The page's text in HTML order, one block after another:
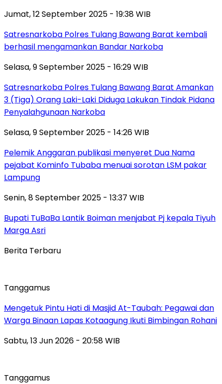
Jumat, 12 September 2025 - 19:38 WIB
Satresnarkoba Polres Tulang Bawang Barat kembali
berhasil mengamankan Bandar Narkoba
Selasa, 9 September 2025 - 16:29 WIB
Satresnarkoba Polres Tulang Bawang Barat Amankan
3 (Tiga) Orang Laki-Laki Diduga Lakukan Tindak Pidana
Penyalahgunaan Narkoba
Selasa, 9 September 2025 - 14:26 WIB
Pelemik Anggaran publikasi menyeret Dua Nama
pejabat Kominfo Tubaba menuai sorotan LSM pakar
Lampung
Senin, 8 September 2025 - 13:37 WIB
Bupati TuBaBa Lantik Boiman menjabat Pj kepala Tiyuh
Marga Asri
Berita Terbaru
Tanggamus
Mengetuk Pintu Hati di Masjid At-Taubah: Pegawai dan
Warga Binaan Lapas Kotaagung Ikuti Bimbingan Rohani
Sabtu, 13 Jun 2026 - 20:58 WIB
Tanggamus